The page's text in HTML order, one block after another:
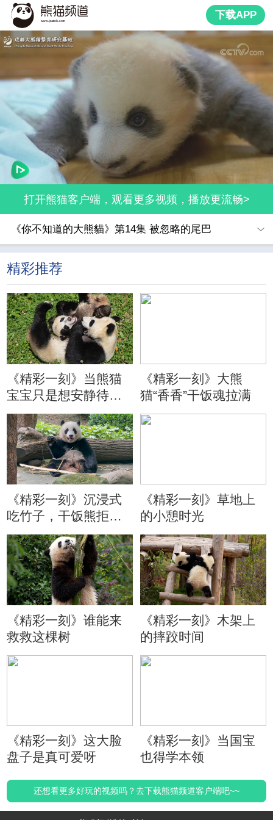
下载APP
打开熊猫客户端，观看更多视频，播放更流畅>
《你不知道的大熊貓》第14集 被忽略的尾巴
精彩推荐
《精彩一刻》当熊猫
宝宝只是想安静待会
儿
《精彩一刻》大熊
猫“香香”干饭魂拉满
《精彩一刻》沉浸式
吃竹子，干饭熊拒绝
分心
《精彩一刻》草地上
的小憩时光
《精彩一刻》谁能来
救救这棵树
《精彩一刻》木架上
的摔跤时间
《精彩一刻》这大脸
盘子是真可爱呀
《精彩一刻》当国宝
也得学本领
还想看更多好玩的视频吗？去下载熊猫频道客户端吧~~